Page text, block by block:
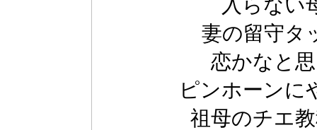
入らない
妻の留守タ
恋かなと
ピンホーンに
祖母のチエ